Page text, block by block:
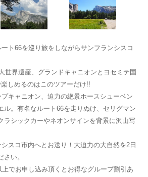
ト66を巡り旅をしながらサンフランシスコ
世界遺産、グランドキャニオンとヨセミテ国
しめるのはこのツアーだけ!!
キャニオン、迫力の絶景ホースシューベン
ル。有名なルート66を走りぬけ、セリグマン
ラシックカーやネオンサインを背景に沢山写
スコ市内へとお送り！大迫力の大自然を2日
い。
でお申し込み頂くとお得なグループ割引あ